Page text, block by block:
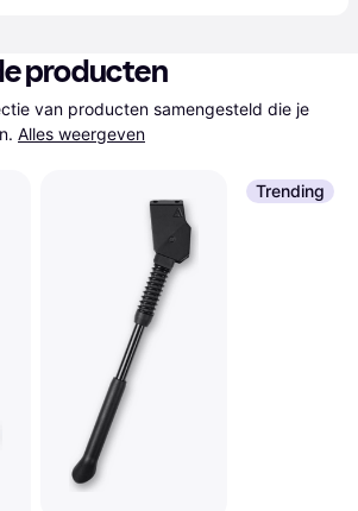
producten
van producten samengesteld die je
Alles weergeven
Trending